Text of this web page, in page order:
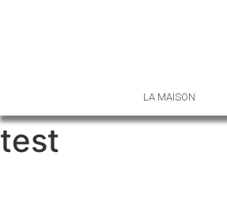
LA MAISON
test